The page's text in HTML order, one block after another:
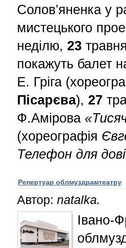
Солов’яненка у
мистецького
неділю, 23
покажуть балет
Е. Гріга
Пісарєва), 27
Ф.Амірова
(хореографія
Телефон для
Репертуар облмуздрамтеатру
Автор: natalka.
Івано-